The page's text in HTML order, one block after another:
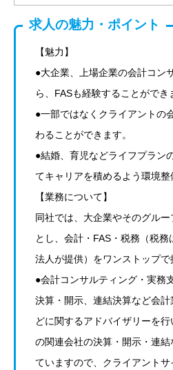
求人の魅力・ポイント
【魅力】
●大企業、上場企業の会計コン
ら、FASも経験することができ
●一部ではなくクライアントの
わることができます。
●結婚、育児などライフプラン
てキャリアを積めるよう環境整
【業務について】
同社では、大企業やそのグル
とし、会計・FAS・税務（税
法人が提供）をワンストップで
●会計コンサルティング・実務
決算・開示、連結決算など会
どに関するアドバイザリーを
の関連会社の決算・開示・連
ていますので、クライアント